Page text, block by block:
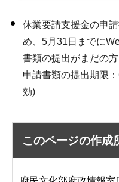
休業要請支援金の申
め、5月31日までに
書類の提出がまだの
申請書類の提出期限
効)
このページの作成